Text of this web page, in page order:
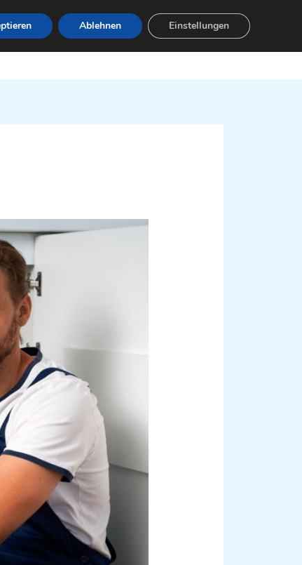
Servicebereiche
Ablehnen Einstellungen